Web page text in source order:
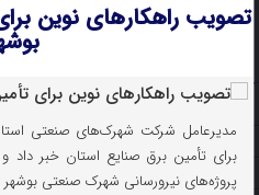
تصویب راهکارهای نوین
مدیرعامل شرکت شهرک‌های صنعتی
برای تأمین برق صنایع استان خبر
پروژه‌های نیرورسانی شهرک صنعتی